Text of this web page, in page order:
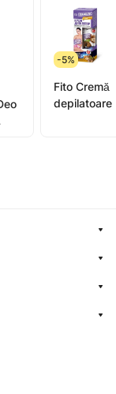
-5%
Fito Cremă
depilatoare